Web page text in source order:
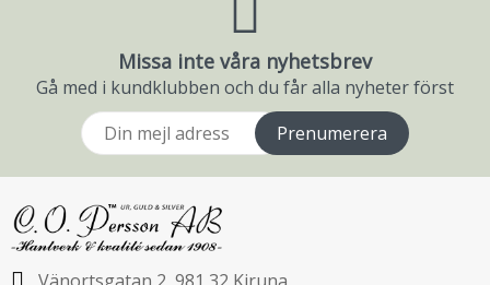
Missa inte våra nyhetsbrev
Gå med i kundklubben och du får alla nyheter först
Prenumerera